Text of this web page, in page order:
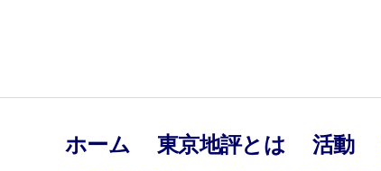
ホーム 東京地評とは 活動